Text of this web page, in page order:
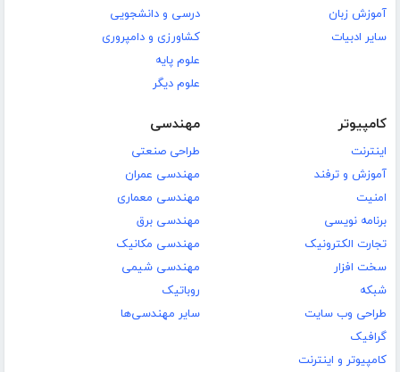
آموزش زبان
سایر ادبیات
درسی و دانشجویی
کشاورزی و دامپروری
علوم پایه
علوم دیگر
کامپیوتر
اینترنت
آموزش و ترفند
امنیت
برنامه نویسی
تجارت الکترونیک
سخت افزار
شبکه
طراحی وب سایت
گرافیک
کامپیوتر و اینترنت
مهندسی
طراحی صنعتی
مهندسی عمران
مهندسی معماری
مهندسی برق
مهندسی مکانیک
مهندسی شیمی
روباتیک
سایر مهندسی‌ها